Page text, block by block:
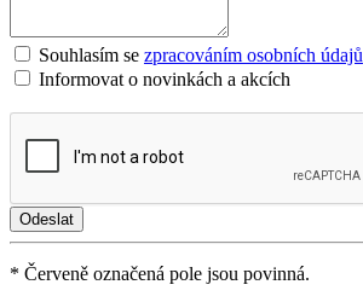
Souhlasím se zpracováním osobních údajů
Informovat o novinkách a akcích
* Červeně označená pole jsou povinná.